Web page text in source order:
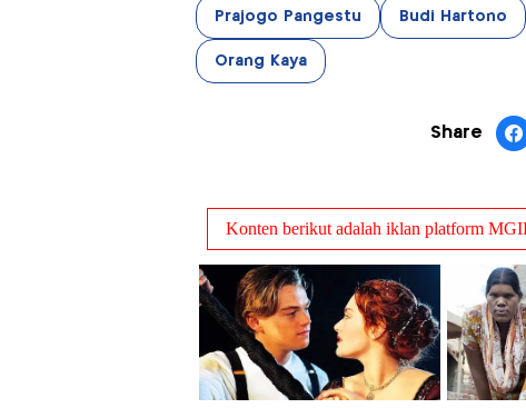
Prajogo Pangestu Budi Hartono
Orang Kaya
Share